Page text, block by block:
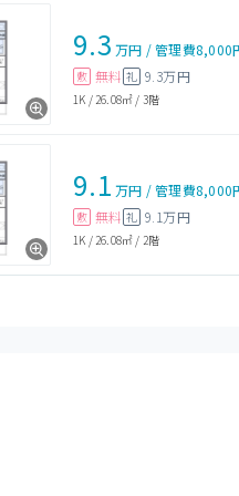
9.3 万円 /管理費8,000
敷 無料 礼 9.3万円
1K / 26.08㎡ / 3階
9.1 万円 /管理費8,000
敷 無料 礼 9.1万円
1K / 26.08㎡ / 2階